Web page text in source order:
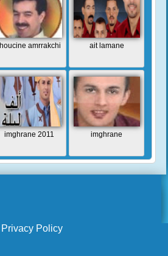
lhoucine amrrakchi ait lamane
imghrane 2011 imghrane
Privacy Policy